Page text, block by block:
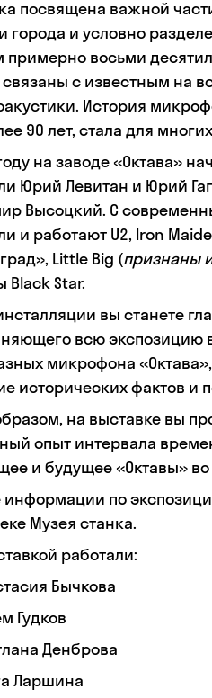
посвящена важной
города и условно
восьми
с известным на
История
90 лет, стала для
на заводе «Октава»
Юрий Левитан и Юрий
Высоцкий. С
и работают U2, Iron
Little Big (признаны
Black Star.
вы станете
всю экспозицию
микрофона
исторических фактов и
на выставке вы
опыт интервала
и будущее «Октавы»
по
Музея станка.
работали:
Бычкова
Гудков
Денброва
Ларшина